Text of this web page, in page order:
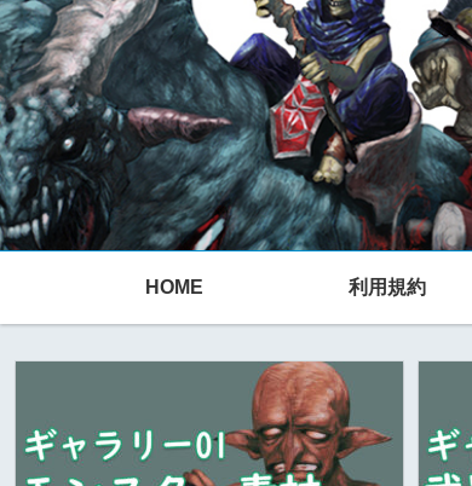
HOME 利用規約